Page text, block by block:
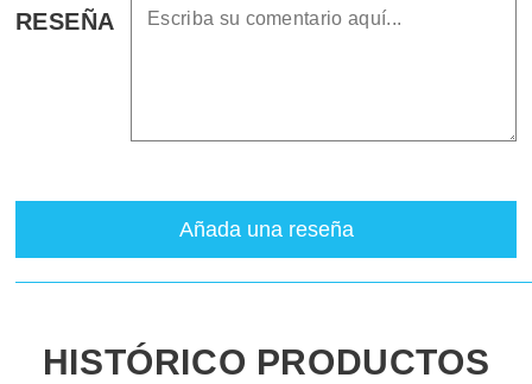
RESEÑA
Añada una reseña
HISTÓRICO PRODUCTOS